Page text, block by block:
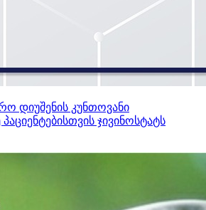
დიუშენის კუნთოვანი
ჯივინოსტატს